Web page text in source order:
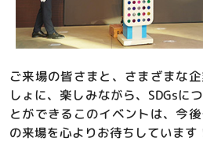
ご来場の皆さまと、さまざまな
しょに、楽しみながら、SDGsに
とができるこのイベントは、今
の来場を心よりお待ちしています